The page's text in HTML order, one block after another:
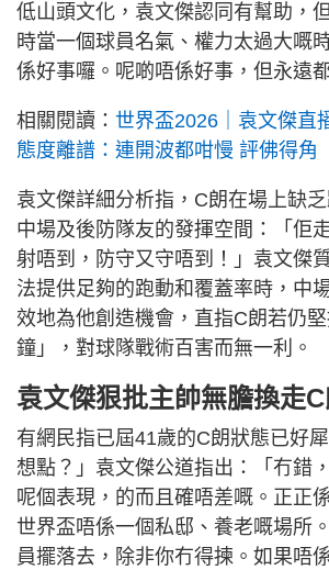
低山頭文化，袁文傑認同有幫助，
時當一個球員名氣、權力太過大嘅
係好事囉。呢啲唔係好事，但永遠
相關閱讀： 世界盃2026｜袁文傑直
態度離譜：連開波都咁慢 評佛得角
袁文傑詳細分析指，C朗在場上缺
中場及後防隊友的發揮空間：「佢
射唔到，防守又守唔到！」袁文傑
法提供足夠的跑動和覆蓋率時，中
效地為他創造機會，直指C朗若仍
鐘」，對球隊戰術百害而無一利。
袁文傑狠批主帥無膽換走C
有網民指已屆41歲的C朗狀態已好
想點？」袁文傑公道指出：「冇錯
呢個表現，的而且確唔差嘅。正正
世界盃唔係一個私邸、養老嘅場所
員擺落去，除非你冇得揀。如果唔